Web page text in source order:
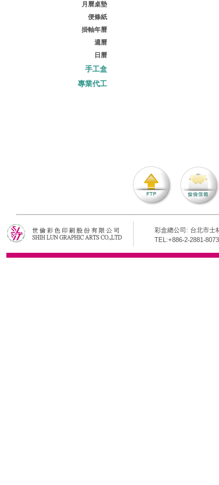
月曆桌墊
便條紙
掛軸年曆
週曆
日曆
手工盒
專業代工
彩盒總公司: 台北市士
TEL:+886-2-2881-